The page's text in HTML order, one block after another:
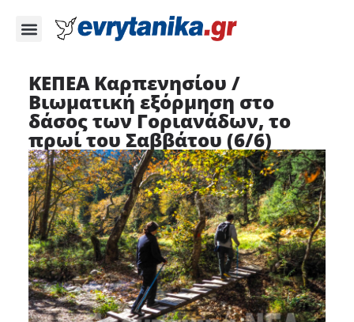
ΚΕΠΕΑ Καρπενησίου /
Βιωματική εξόρμηση στο
δάσος των Γοριανάδων, το
πρωί του Σαββάτου (6/6)